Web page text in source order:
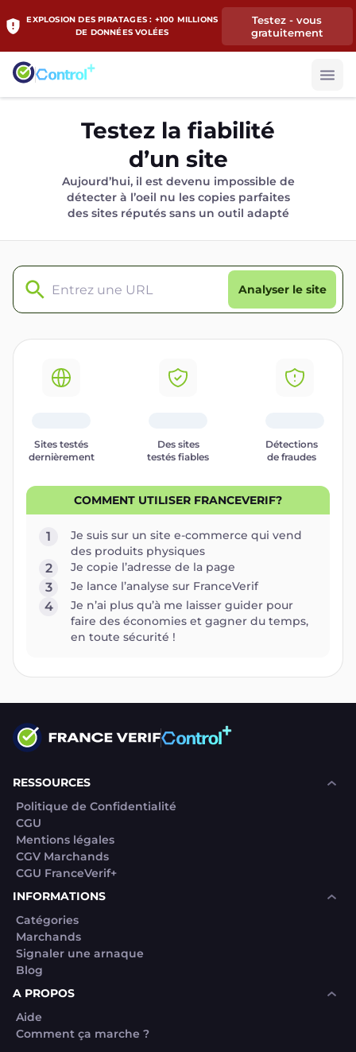
EXPLOSION DES PIRATAGES : +100 MILLIONS
DE DONNÉES VOLÉES
Testez - vous
gratuitement
Testez la fiabilité
d’un site
Aujourd’hui, il est devenu impossible de
détecter à l’oeil nu les copies parfaites
des sites réputés sans un outil adapté
Analyser le site
Sites testés
dernièrement
Des sites
testés fiables
Détections
de fraudes
COMMENT UTILISER FRANCEVERIF?
1
Je suis sur un site e-commerce qui vend
des produits physiques
2 Je copie l’adresse de la page
3 Je lance l’analyse sur FranceVerif
4
Je n’ai plus qu’à me laisser guider pour
faire des économies et gagner du temps,
en toute sécurité !
RESSOURCES
Politique de Confidentialité
CGU
Mentions légales
CGV Marchands
CGU FranceVerif+
INFORMATIONS
Catégories
Marchands
Signaler une arnaque
Blog
A PROPOS
Aide
Comment ça marche ?